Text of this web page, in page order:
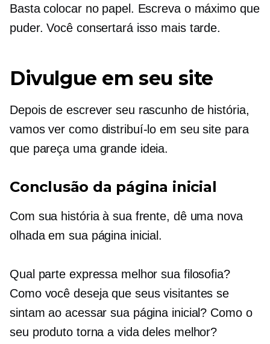
Basta colocar no papel. Escreva o máximo que
puder. Você consertará isso mais tarde.
Divulgue em seu site
Depois de escrever seu rascunho de história,
vamos ver como distribuí-lo em seu site para
que pareça uma grande ideia.
Conclusão da página inicial
Com sua história à sua frente, dê uma nova
olhada em sua página inicial.
Qual parte expressa melhor sua filosofia?
Como você deseja que seus visitantes se
sintam ao acessar sua página inicial? Como o
seu produto torna a vida deles melhor?